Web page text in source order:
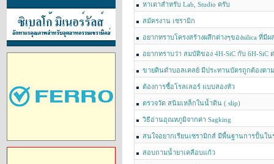
หาเตาสำหรับ Lab, Studio ครับ
สมัครงาน เซรามิก
อยากทราบโครงสร้างผลึกต่างๆของsilica ที่มี
อยากทราบว่า สมบัติของ 4H-SiC กับ 6H-SiC
ขายดินดำบอลเคลย์ มีประทานบัตรถูกต้องตา
เจ้าของเหมืองมาเองค่ะ
ต้องการซื้อโรลเลอร์ แบบสองหัว
ตรวจวัด สนิมเหล็กในน้ำดิน ( slip)
วิธีอ่านอุณหภูมิจากค่า Sagking
สนใจอยากเรียนเซรามิกส์ มีพื้นฐานการปั้นใน
สอบถามน้ำยาเคลือบแก้ว